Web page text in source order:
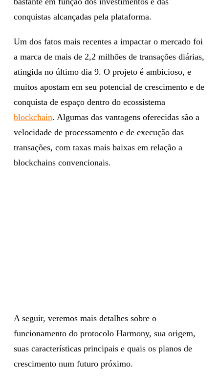
conquistas alcançadas pela plataforma.
Um dos fatos mais recentes a impactar o mercado foi
a marca de mais de 2,2 milhões de transações diárias,
atingida no último dia 9. O projeto é ambicioso, e
muitos apostam em seu potencial de crescimento e de
conquista de espaço dentro do ecossistema
blockchain. Algumas das vantagens oferecidas são a
velocidade de processamento e de execução das
transações, com taxas mais baixas em relação a
blockchains convencionais.
A seguir, veremos mais detalhes sobre o
funcionamento do protocolo Harmony, sua origem,
suas características principais e quais os planos de
crescimento num futuro próximo.